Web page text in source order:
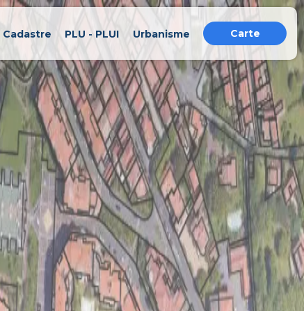
Cadastre PLU - PLUI Urbanisme Carte